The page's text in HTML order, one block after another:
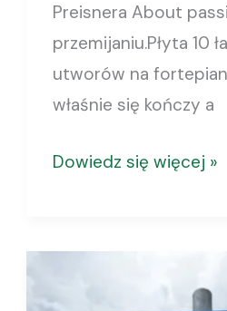
Preisnera About
przemijaniu.Płyta 10
utworów na
właśnie się kończy a
Dowiedz się więcej »